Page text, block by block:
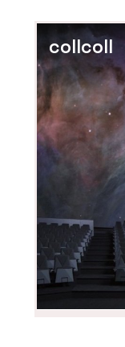
O
collcoll